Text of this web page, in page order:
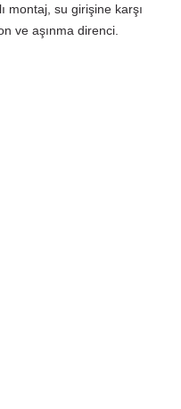
montaj, su girişine karşı
ve aşınma direnci.